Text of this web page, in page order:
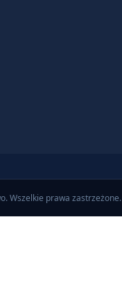
Wszelkie prawa zastrzeżone.